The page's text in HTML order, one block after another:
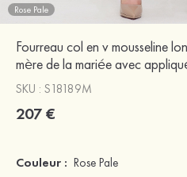
Rose Pale
Fourreau col en v mousseline
mère de la mariée avec
SKU : S18189M
207 €
Couleur : Rose Pale